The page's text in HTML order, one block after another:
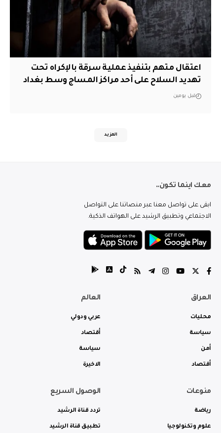
اعتقال متهم بتنفيذ عملية سرقة بالإكراه تحت
تهديد السلاح على أحد مراكز المساج وسط بغداد
قبل يومين
المزيد
معك اينما تكون..
ابقى على تواصل معنا عبر منصاتنا على التواصل
الاجتماعي وتطبيق الرشيد على الهواتف الذكية.
العراق
محليات
سياسة
أمن
أقتصاد
العالم
عربي ودولي
أقتصاد
سياسة
الاخيرة
منوعات
رياضة
علوم وتكنولوجيا
الوصول السريع
تردد قناة الرشيد
تطبيق قناة الرشيد